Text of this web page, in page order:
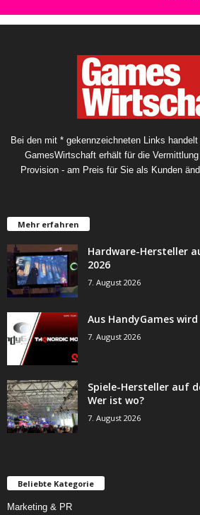
Bei den mit * gekennzeichneten Links
GamesWirtschaft erhält für die
Provision - am Preis für Sie als Kunden
Mehr erfahren
Hardware-Hersteller
2026
7. August 2026
Aus HandyGames
7. August 2026
Spiele-Hersteller auf
Wer ist wo?
7. August 2026
Beliebte Kategorie
Marketing & PR